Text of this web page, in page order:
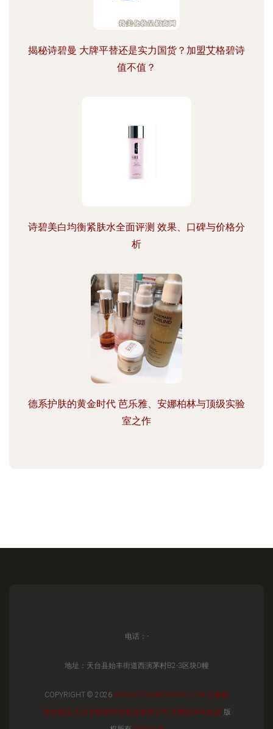
揭秘诗碧曼 大牌平替还是实力国货？加盟艾格碧诗
值不值？
诗碧美白均衡紧肤水全面评测 效果、口碑与价格分
析
德系护肤的黄金时代 芭乐雅、安娜柏林与顶级实验
室之作
电话：-
地址：天台县始丰街道西演茅村B2-3区块D幢
COPYRIGHT © 2026 WWW.ETAMBIPOEMS.COM 艾格碧
诗化妆品 天台艾格碧诗化妆品有限公司 艾格碧诗化妆品 版